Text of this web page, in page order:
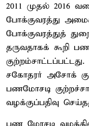
2011 முதல் 2016
போக்குவரத்து
போக்குவரத்துத்
தருவதாகக் கூறி
சகோதரர் அசோக்
பணமோசடி
வழக்குப்பதிவு